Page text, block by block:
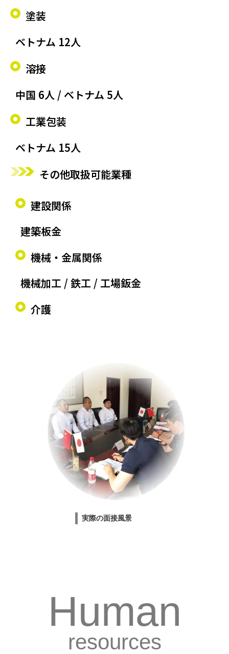
塗装
ベトナム 12人
溶接
中国 6人 / ベトナム 5人
工業包装
ベトナム 15人
その他取扱可能業種
建設関係
建築板金
機械・金属関係
機械加工 / 鉄工 / 工場鈑金
介護
実際の面接風景
Human
resources